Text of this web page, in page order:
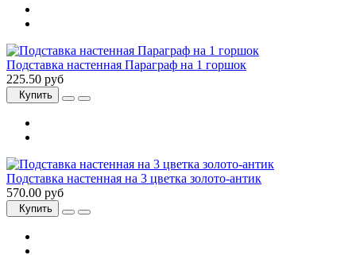
Подставка настенная Параграф на 1 горшок
225.50 руб
Купить
Подставка настенная на 3 цветка золото-антик
570.00 руб
Купить